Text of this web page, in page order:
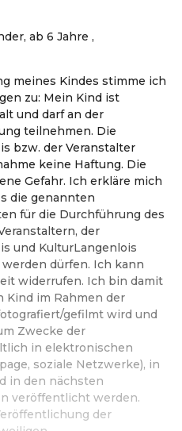
ab 6 Jahre ,
meines Kindes stimme ich
zu: Mein Kind ist
und darf an der
teilnehmen. Die
bzw. der Veranstalter
keine Haftung. Die
Gefahr. Ich erkläre mich
die genannten
für die Durchführung des
der
und KulturLangenlois
dürfen. Ich kann
widerrufen. Ich bin damit
Kind im Rahmen der
gefilmt wird und
Zwecke der
in elektronischen
soziale Netzwerke), in
in den nächsten
veröffentlicht werden.
der